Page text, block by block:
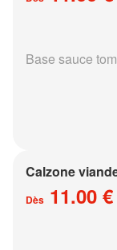
Base sauce
Calzone
Dès 11.00 €